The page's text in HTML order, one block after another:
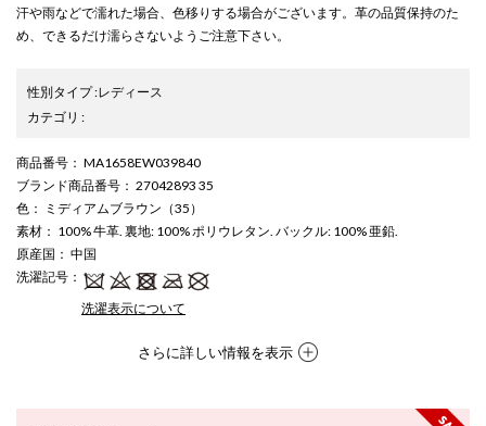
汗や雨などで濡れた場合、色移りする場合がございます。革の品質保持のた
め、できるだけ濡らさないようご注意下さい。
性別タイプ:レディース
カテゴリ :
商品番号 ： MA1658EW039840
ブランド商品番号 ： 27042893 35
色 ： ミディアムブラウン（35）
素材 ： 100% 牛革. 裏地: 100% ポリウレタン. バックル: 100% 亜鉛.
原産国 ： 中国
洗濯記号 ：
洗濯表示について
さらに詳しい情報を表示